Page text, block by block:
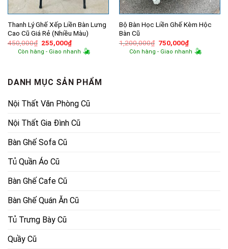
Thanh Lý Ghế Xếp Liền Bàn Lưng
Cao Cũ Giá Rẻ (Nhiều Màu)
450,000₫ Giá
gốc
là:
255,000₫Giá
hiện
tại
Còn hàng - Giao nhanh
Bộ Bàn Học Liền Ghế Kèm Hộc
Bàn Cũ
1,200,000₫ Giá
gốc
là:
750,000₫Giá
hiện
tại
Còn hàng - Giao nhanh
DANH MỤC SẢN PHẨM
Nội Thất Văn Phòng Cũ
Nội Thất Gia Đình Cũ
Bàn Ghế Sofa Cũ
Tủ Quần Áo Cũ
Bàn Ghế Cafe Cũ
Bàn Ghế Quán Ăn Cũ
Tủ Trưng Bày Cũ
Quầy Cũ